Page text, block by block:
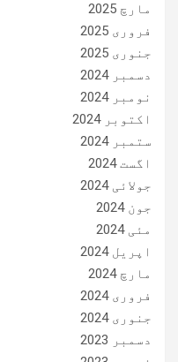
مارچ 2025
فروری 2025
جنوری 2025
دسمبر 2024
نومبر 2024
اکتوبر 2024
ستمبر 2024
اگست 2024
جولائی 2024
جون 2024
مئی 2024
اپریل 2024
مارچ 2024
فروری 2024
جنوری 2024
دسمبر 2023